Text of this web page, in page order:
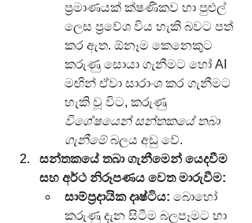
ප්‍රමාණයක් ක්ෂණිකව හා පුළුල්
ලෙස ප්‍රවේශ විය හැකි බවට පත්
කර ඇත. ඕනෑම කෙනෙකුට
කරුණු සොයා ගැනීමට හෝ AI
මඟින් ඒවා සාරාංශ කර ගැනීමට
හැකි වූ විට, කරුණු
විශේෂයෙන් සන්තකයේ තබා
ගැනීමේ බලය අඩු වේ.
සන්තකයේ තබා ගැනීමෙන් යෙදවීම
සහ අර්ථ නිරූපණය වෙත මාරුවීම:
සාම්ප්‍රදායික දෘෂ්ටිය: බොහෝ
කරුණු දැන සිටීම බලපෑමට හා